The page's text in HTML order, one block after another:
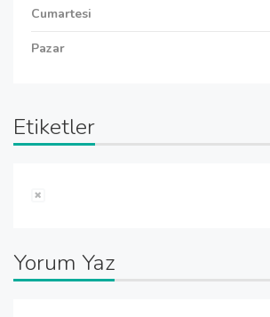
Cumartesi
Pazar
Etiketler
Yorum Yaz